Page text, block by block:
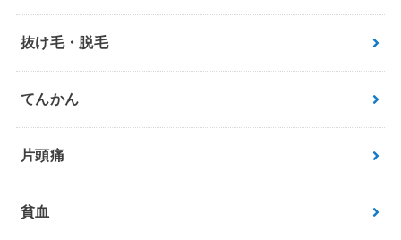
抜け毛・脱毛
てんかん
片頭痛
貧血